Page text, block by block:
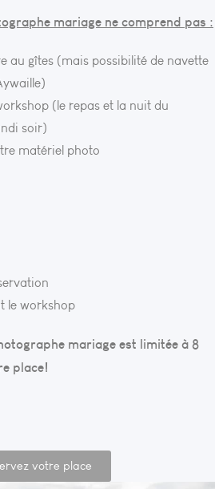
mariage ne comprend pas :
au gîtes (mais possibilité de navette
(le repas et la nuit du
soir)
matériel photo
le workshop
mariage est limitée à 8
place!
votre place